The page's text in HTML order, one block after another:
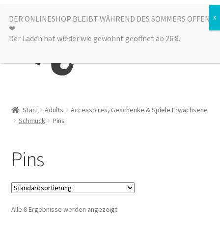
Zur
Navigation
springen
Zum
Inhalt
springen
Menü
Alle Produkte
Start Adults
Accessoires, Geschenke & Spiele Erwachsene
Schmuck
Pins
Pins
Alle 8 Ergebnisse werden angezeigt
DER ONLINESHOP BLEIBT WÄHREND DES SOMMERS OFFEN
❤︎
Der Laden hat wieder wie gewohnt geöffnet ab 26.8.